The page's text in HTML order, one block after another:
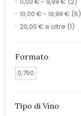
10,00 € - 19,99 € (5)
20,00 € e oltre (1)
Formato
0,750
Tipo di Vino